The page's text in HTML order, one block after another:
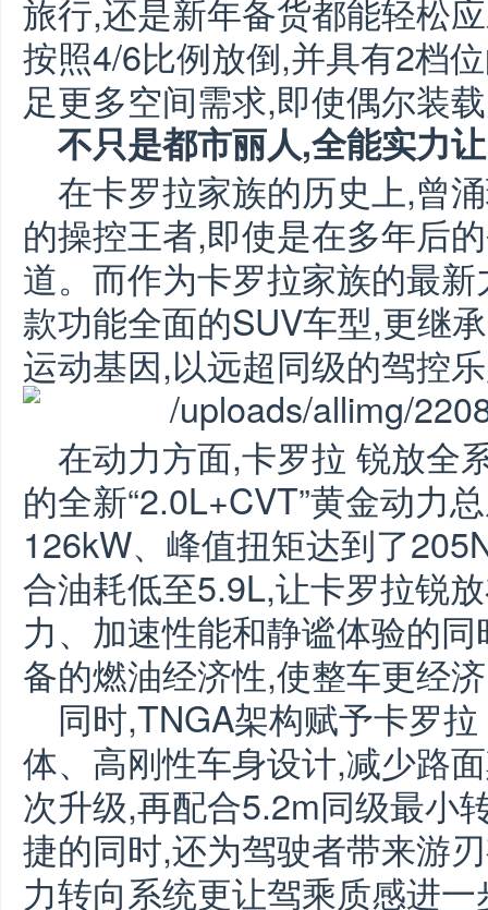
旅行,还是新年备货都能轻松
按照4/6比例放倒,并具有2档
足更多空间需求,即使偶尔装
不只是都市丽人,全能实力
在卡罗拉家族的历史上,曾
的操控王者,即使是在多年后
道。而作为卡罗拉家族的最
款功能全面的SUV车型,更继
运动基因,以远超同级的驾控
在动力方面,卡罗拉 锐放全
的全新“2.0L+CVT”黄金动力
126kW、峰值扭矩达到了
合油耗低至5.9L,让卡罗拉锐
力、加速性能和静谧体验的
备的燃油经济性,使整车更经
同时,TNGA架构赋予卡罗
体、高刚性车身设计,减少路
次升级,再配合5.2m同级最小
捷的同时,还为驾驶者带来游
力转向系统更让驾乘质感进